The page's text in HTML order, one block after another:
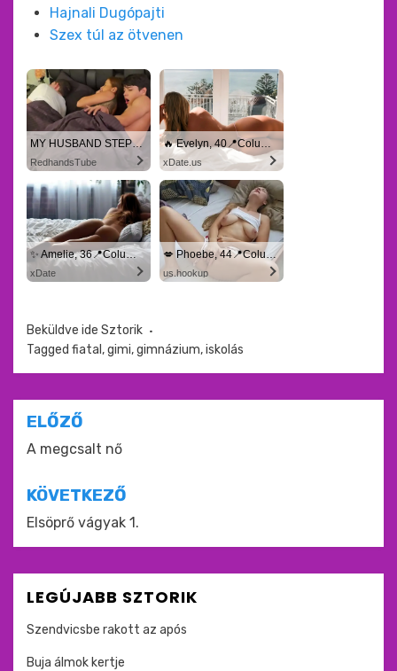
Hajnali Dugópajti
Szex túl az ötvenen
MY HUSBAND STEPSON MISTAKENLY GIVES ME IN THE ASS
RedhandsTube
🔥 Evelyn, 40📍Columbus
xDate.us
✨ Amelie, 36📍Columbus
xDate
💋 Phoebe, 44📍Columbus
us.hookup
Beküldve ide Sztorik
Tagged fiatal ,gimi,gimnázium,iskolás
Bejegyzés
navigáció
ELŐZŐ
A megcsalt nő
KÖVETKEZŐ
Elsöprő vágyak 1.
LEGÚJABB SZTORIK
Szendvicsbe rakott az após
Buja álmok kertje